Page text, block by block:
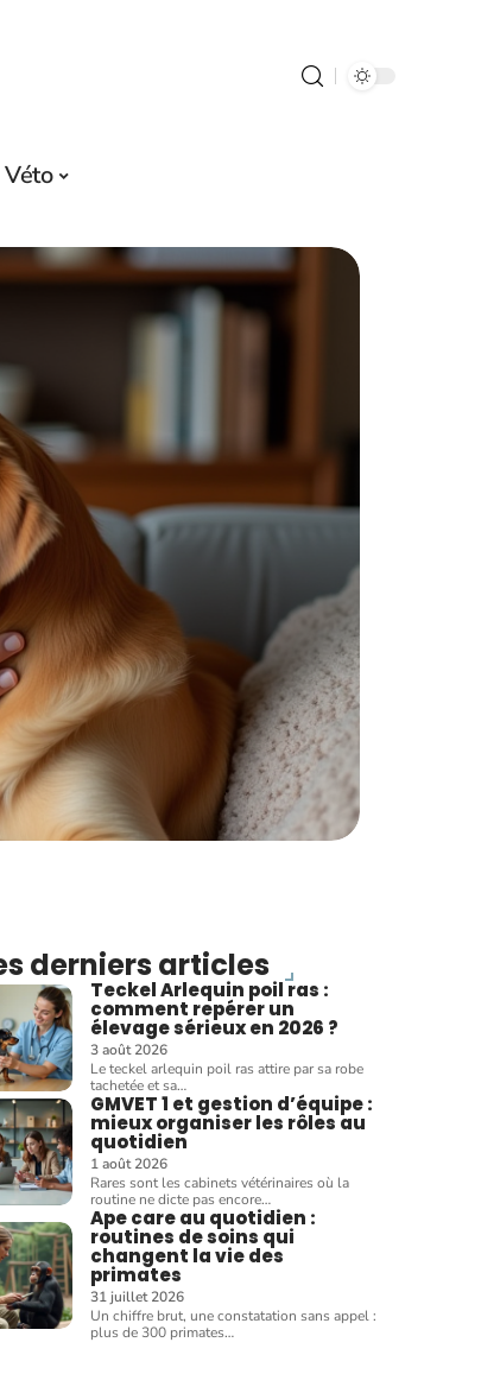
Véto
derniers articles
Teckel Arlequin poil ras :
comment repérer un
élevage sérieux en 2026 ?
3 août 2026
Le teckel arlequin poil ras attire par sa robe
tachetée et sa…
GMVET 1 et gestion d’équipe :
mieux organiser les rôles au
quotidien
1 août 2026
Rares sont les cabinets vétérinaires où la
routine ne dicte pas encore…
Ape care au quotidien :
routines de soins qui
changent la vie des
primates
31 juillet 2026
Un chiffre brut, une constatation sans appel :
plus de 300 primates…